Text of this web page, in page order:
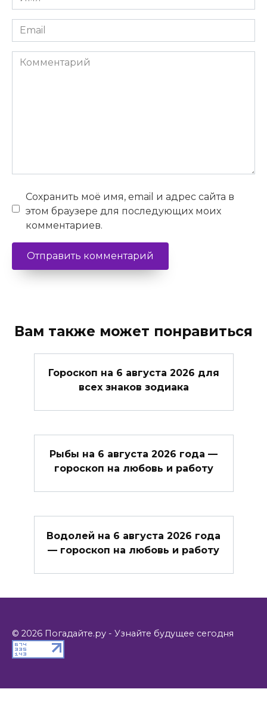
*
Email
*
Комментарий
Сохранить моё имя, email и адрес сайта в
этом браузере для последующих моих
комментариев.
Вам также может понравиться
Гороскоп на 6 августа 2026 для
всех знаков зодиака
Рыбы на 6 августа 2026 года —
гороскоп на любовь и работу
Водолей на 6 августа 2026 года
— гороскоп на любовь и работу
© 2026 Погадайте.ру - Узнайте будущее сегодня